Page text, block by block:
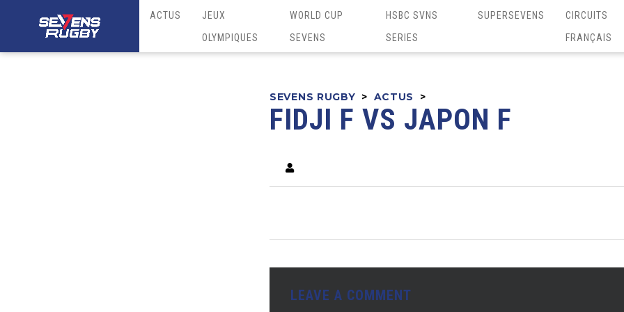
ACTUS
JEUX
OLYMPIQUES
WORLD CUP
SEVENS
HSBC SVNS
SERIES
SUPERSEVENS
CIRCUITS
FRANÇAIS
SEVENS RUGBY > ACTUS >
FIDJI F VS JAPON F
LEAVE A COMMENT